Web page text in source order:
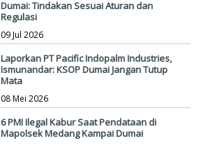
Dumai: Tindakan Sesuai Aturan dan
Regulasi
09 Jul 2026
Laporkan PT Pacific Indopalm Industries,
Ismunandar: KSOP Dumai Jangan Tutup
Mata
08 Mei 2026
6 PMI Ilegal Kabur Saat Pendataan di
Mapolsek Medang Kampai Dumai